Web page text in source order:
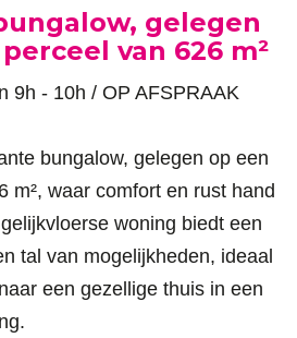
gelegen
van 626 m²
9h - 10h / OP AFSPRAAK
bungalow, gelegen op een
m², waar comfort en rust hand
woning biedt een
tal van mogelijkheden, ideaal
een gezellige thuis in een